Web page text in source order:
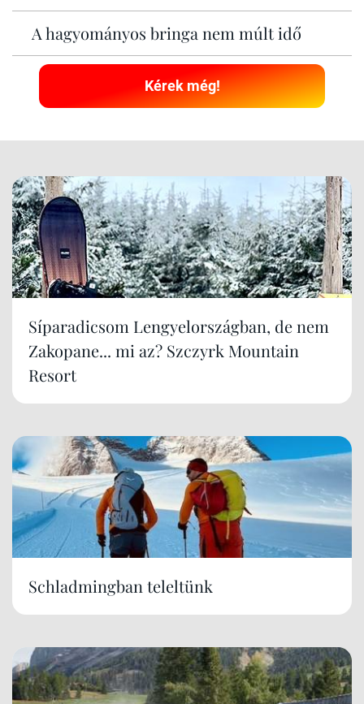
A hagyományos bringa nem múlt idő
Kérek még!
Síparadicsom Lengyelországban, de nem
Zakopane... mi az? Szczyrk Mountain
Resort
Schladmingban teleltünk